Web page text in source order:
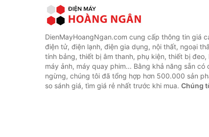
DienMayHoangNgan.com cung cấp thông tin giá
điện tử, điện lạnh, điện gia dụng, nội thất, ngoại
tính bảng, thiết bị âm thanh, phụ kiện, thiết bị
máy ảnh, máy quay phim... Bằng khả năng sẵn có
ngừng, chúng tôi đã tổng hợp hơn 500.000 sản
so sánh giá, tìm giá rẻ nhất trước khi mua. Chúng